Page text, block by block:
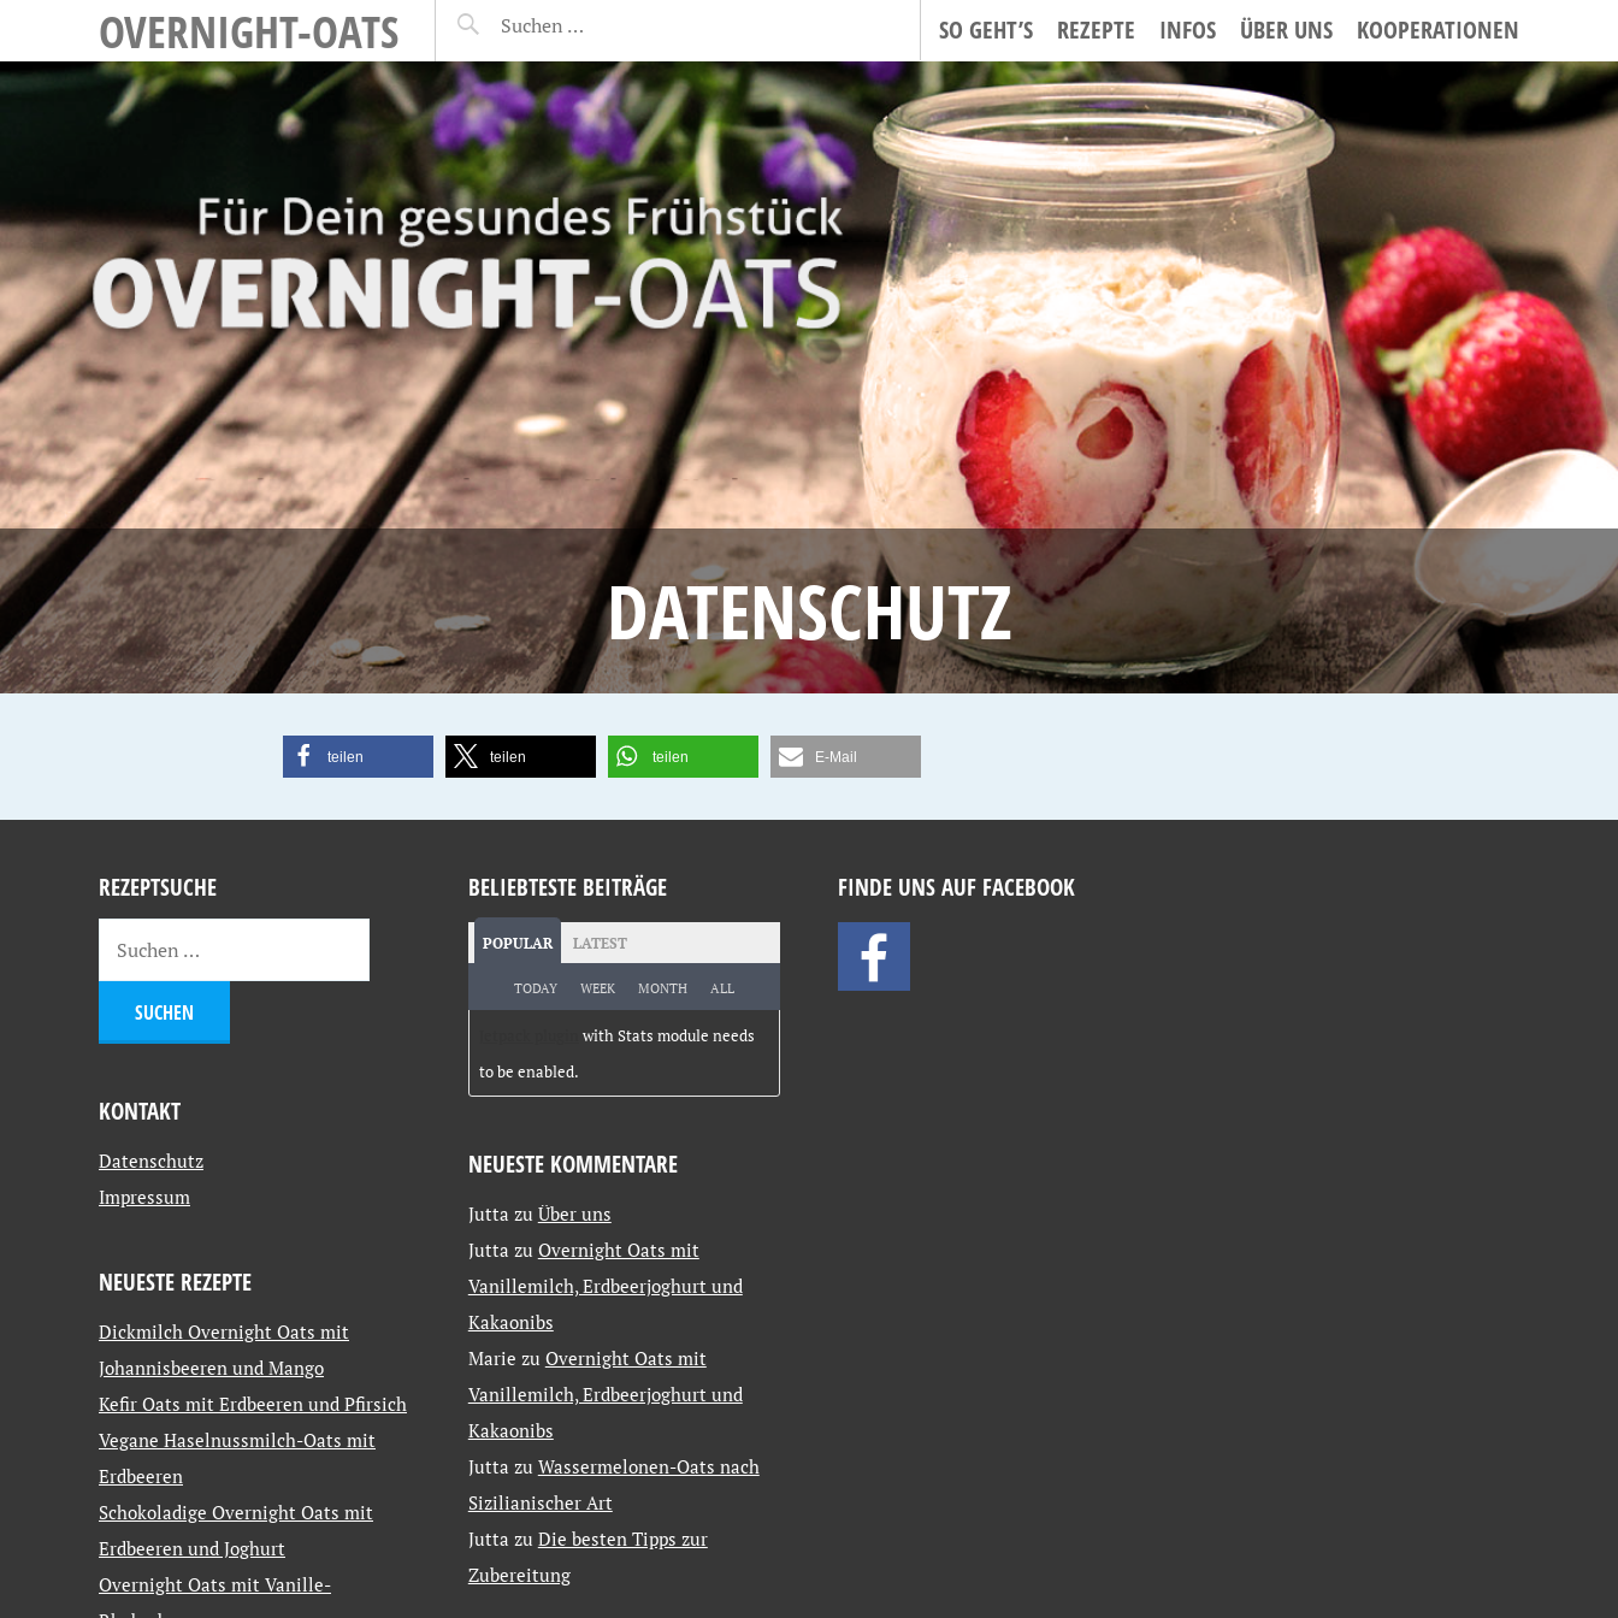
OVERNIGHT-OATS SO GEHT’S REZEPTE INFOS ÜBER UNS KOOPERATIONEN
DATENSCHUTZ
teilen teilen teilen E-Mail
REZEPTSUCHE
KONTAKT
Datenschutz
Impressum
NEUESTE REZEPTE
Dickmilch Overnight Oats mit
Johannisbeeren und Mango
Kefir Oats mit Erdbeeren und Pfirsich
Vegane Haselnussmilch-Oats mit
Erdbeeren
Schokoladige Overnight Oats mit
Erdbeeren und Joghurt
Overnight Oats mit Vanille-
BELIEBTESTE BEITRÄGE
POPULAR LATEST
TODAY WEEK MONTH ALL
with Stats module needs
to be enabled.
NEUESTE KOMMENTARE
Jutta zu Über uns
Jutta zu Overnight Oats mit
Vanillemilch, Erdbeerjoghurt und
Kakaonibs
Marie zu Overnight Oats mit
Vanillemilch, Erdbeerjoghurt und
Kakaonibs
Jutta zu Wassermelonen-Oats nach
Sizilianischer Art
Jutta zu Die besten Tipps zur
Zubereitung
FINDE UNS AUF FACEBOOK